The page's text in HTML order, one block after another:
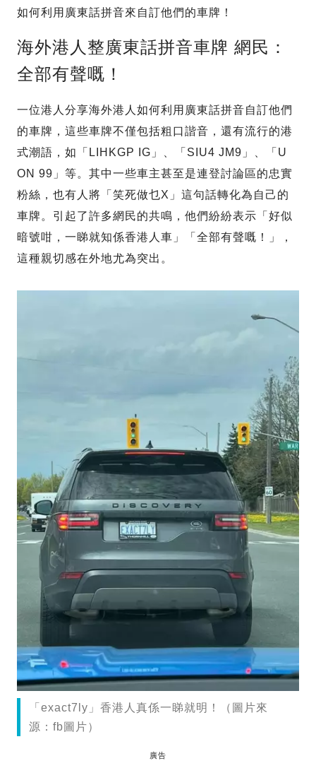
如何利用廣東話拼音來自訂他們的車牌！
海外港人整廣東話拼音車牌 網民：
全部有聲嘅！
一位港人分享海外港人如何利用廣東話拼音自訂他們
的車牌，這些車牌不僅包括粗口諧音，還有流行的港
式潮語，如「LIHKGP IG」、「SIU4 JM9」、「U
ON 99」等。其中一些車主甚至是連登討論區的忠實
粉絲，也有人將「笑死做乜X」這句話轉化為自己的
車牌。引起了許多網民的共鳴，他們紛紛表示「好似
暗號咁，一睇就知係香港人車」「全部有聲嘅！」，
這種親切感在外地尤為突出。
「exact7ly」香港人真係一睇就明！（圖片來
源：fb圖片）
廣告